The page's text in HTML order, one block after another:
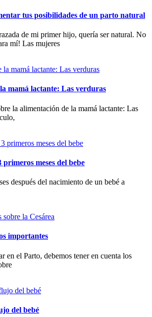
tus posibilidades de un parto natural
de mi primer hijo, quería ser natural. No
mí! Las mujeres
mamá lactante: Las verduras
la alimentación de la mamá lactante: Las
meses del bebe
después del nacimiento de un bebé a
importantes
en el Parto, debemos tener en cuenta los
del bebé